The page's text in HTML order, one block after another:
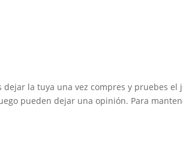
la tuya una vez compres y pruebes el
pueden dejar una opinión. Para